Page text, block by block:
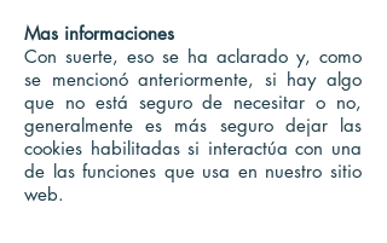
Mas informaciones
Con suerte, eso se ha aclarado y, como
se mencionó anteriormente, si hay algo
que no está seguro de necesitar o no,
generalmente es más seguro dejar las
cookies habilitadas si interactúa con una
de las funciones que usa en nuestro sitio
web.